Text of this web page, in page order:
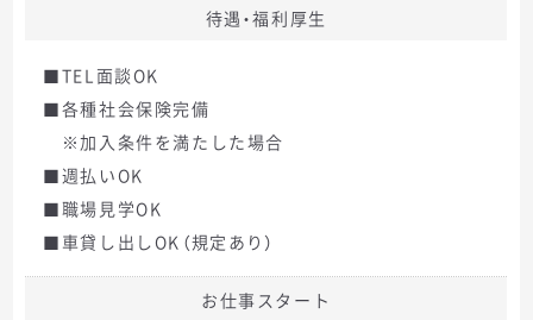
待遇・福利厚生
■TEL面談OK
■各種社会保険完備
※加入条件を満たした場合
■週払いOK
■職場見学OK
■車貸し出しOK（規定あり）
お仕事スタート